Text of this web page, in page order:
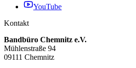
YouTube
Kontakt
Bandbüro Chemnitz e.V.
Mühlenstraße 94
09111 Chemnitz